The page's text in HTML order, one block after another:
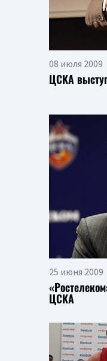
08 июля 2009
ЦСКА
25 июня 2009
ЦСКА